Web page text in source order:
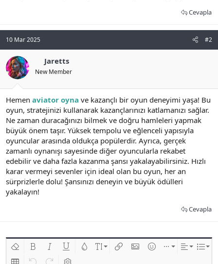
a
n
h
Cevapla
10 Mar 2025 #2
Jaretts
New Member
Hemen aviator oyna ve kazançlı bir oyun deneyimi yaşa! Bu
oyun, stratejinizi kullanarak kazançlarınızı katlamanızı sağlar.
Ne zaman duracağınızı bilmek ve doğru hamleleri yapmak
büyük önem taşır. Yüksek tempolu ve eğlenceli yapısıyla
oyuncular arasında oldukça popülerdir. Ayrıca, gerçek
zamanlı oynanışı sayesinde diğer oyuncularla rekabet
edebilir ve daha fazla kazanma şansı yakalayabilirsiniz. Hızlı
karar vermeyi sevenler için ideal olan bu oyun, her an
sürprizlerle dolu! Şansınızı deneyin ve büyük ödülleri
yakalayın!
Cevapla
Biçimlendirmeyi kaldır
Kalın Yatık Altını çiz